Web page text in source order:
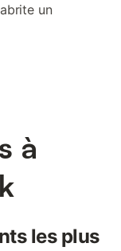
un
à
les plus